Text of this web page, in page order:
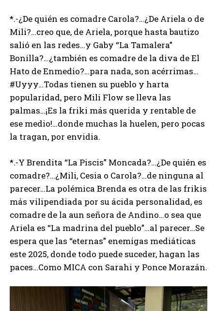
*.-¿De quién es comadre Carola?…¿De Ariela o de
Mili?…creo que, de Ariela, porque hasta bautizo
salió en las redes…y Gaby “La Tamalera”
Bonilla?…¿también es comadre de la diva de El
Hato de Enmedio?…para nada, son acérrimas…
#Uyyy…Todas tienen su pueblo y harta
popularidad, pero Mili Flow se lleva las
palmas…¡Es la friki más querida y rentable de
ese medio!…donde muchas la huelen, pero pocas
la tragan, por envidia.
*.-Y Brendita “La Piscis” Moncada?…¿De quién es
comadre?…¿Mili, Cesia o Carola?…de ninguna al
parecer…La polémica Brenda es otra de las frikis
más vilipendiada por su ácida personalidad, es
comadre de la aun señora de Andino…o sea que
Ariela es “La madrina del pueblo”…al parecer…Se
espera que las “eternas” enemigas mediáticas
este 2025, donde todo puede suceder, hagan las
paces…Como MICA con Sarahi y Ponce Morazán.